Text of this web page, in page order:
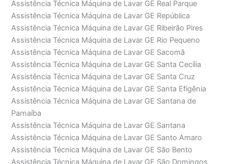
Assistência Técnica Máquina de Lavar GE Real Parque
Assistência Técnica Máquina de Lavar GE República
Assistência Técnica Máquina de Lavar GE Ribeirão Pires
Assistência Técnica Máquina de Lavar GE Rio Pequeno
Assistência Técnica Máquina de Lavar GE Sacomã
Assistência Técnica Máquina de Lavar GE Santa Cecília
Assistência Técnica Máquina de Lavar GE Santa Cruz
Assistência Técnica Máquina de Lavar GE Santa Efigênia
Assistência Técnica Máquina de Lavar GE Santana de
Parnaíba
Assistência Técnica Máquina de Lavar GE Santana
Assistência Técnica Máquina de Lavar GE Santo Amaro
Assistência Técnica Máquina de Lavar GE São Bento
Assistência Técnica Máquina de Lavar GE São Domingos